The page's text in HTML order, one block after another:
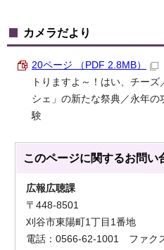
カメラだより
20ページ （PDF 2.8MB）
トりますよ～！はい、チー
シェ」の新たな祭典／永年
験
このページに関するお問い
広報広聴課
〒448-8501
刈谷市東陽町1丁目1番地
電話：0566-62-1001 ファク